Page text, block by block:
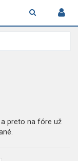
preto na fóre už